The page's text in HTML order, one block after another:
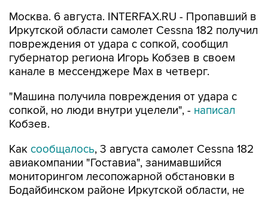
Москва. 6 августа. INTERFAX.RU - Пропавший в
Иркутской области самолет Cessna 182 получил
повреждения от удара с сопкой, сообщил
губернатор региона Игорь Кобзев в своем
канале в мессенджере Мах в четверг.
"Машина получила повреждения от удара с
сопкой, но люди внутри уцелели", - написал
Кобзев.
Как сообщалось, 3 августа самолет Cessna 182
авиакомпании "Гоставиа", занимавшийся
мониторингом лесопожарной обстановки в
Бодайбинском районе Иркутской области, не